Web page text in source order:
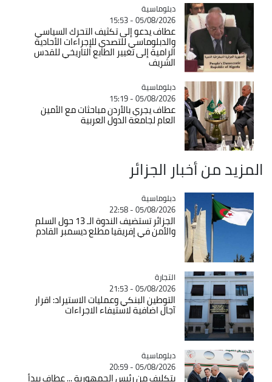
Catégorie
دبلوماسية
05/08/2026 - 15:53
عطاف يدعو إلى تكثيف التحرك السياسي
والدبلوماسي للتصدي للإجراءات الأحادية
الرامية إلى تغيير الطابع التاريخي للقدس
الشريف
Catégorie
دبلوماسية
05/08/2026 - 15:19
عطاف يجري بالأردن مباحثات مع الأمين
العام لجامعة الدول العربية
المزيد من أخبار الجزائر
Catégorie
دبلوماسية
05/08/2026 - 22:58
الجزائر تستضيف الندوة الـ 13 حول السلم
والأمن في إفريقيا مطلع ديسمبر القادم
Catégorie
التجارة
05/08/2026 - 21:53
التوطين البنكي وعمليات الاستيراد: اقرار
آجال اضافية لاستيفاء الاجراءات
Catégorie
دبلوماسية
05/08/2026 - 20:59
بتكليف من رئيس الجمهورية ... عطاف يبدأ